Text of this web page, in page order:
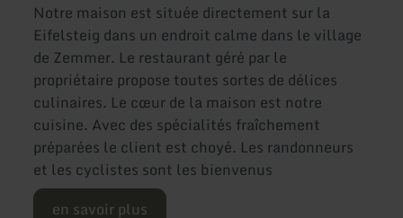
Notre maison est située directement sur la
Eifelsteig dans un endroit calme dans le village
de Zemmer. Le restaurant géré par le
propriétaire propose toutes sortes de délices
culinaires. Le cœur de la maison est notre
cuisine. Avec des spécialités fraîchement
préparées le client est choyé. Les randonneurs
et les cyclistes sont les bienvenus
en savoir plus